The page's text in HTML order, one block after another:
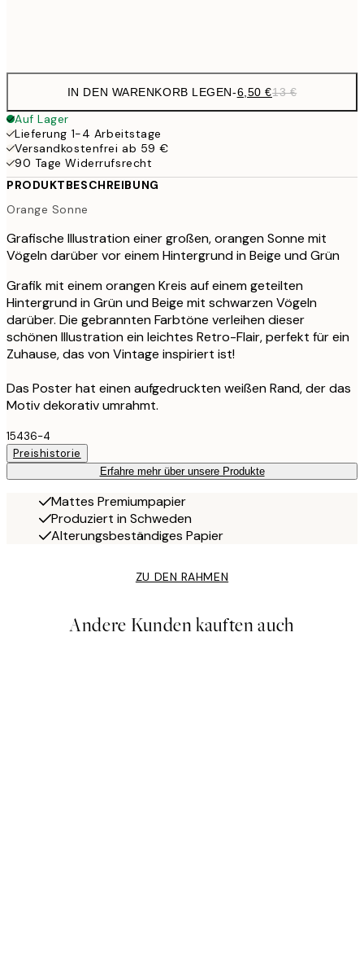
IN DEN WARENKORB LEGEN-6,50 €13 €
Auf Lager
Lieferung 1-4 Arbeitstage
Versandkostenfrei ab 59 €
90 Tage Widerrufsrecht
PRODUKTBESCHREIBUNG
Orange Sonne
Grafische Illustration einer großen, orangen Sonne mit
Vögeln darüber vor einem Hintergrund in Beige und Grün
Grafik mit einem orangen Kreis auf einem geteilten
Hintergrund in Grün und Beige mit schwarzen Vögeln
darüber. Die gebrannten Farbtöne verleihen dieser
schönen Illustration ein leichtes Retro-Flair, perfekt für ein
Zuhause, das von Vintage inspiriert ist!
Das Poster hat einen aufgedruckten weißen Rand, der das
Motiv dekorativ umrahmt.
15436-4
Preishistorie
Erfahre mehr über unsere Produkte
Mattes Premiumpapier
Produziert in Schweden
Alterungsbeständiges Papier
ZU DEN RAHMEN
Andere Kunden kauften auch